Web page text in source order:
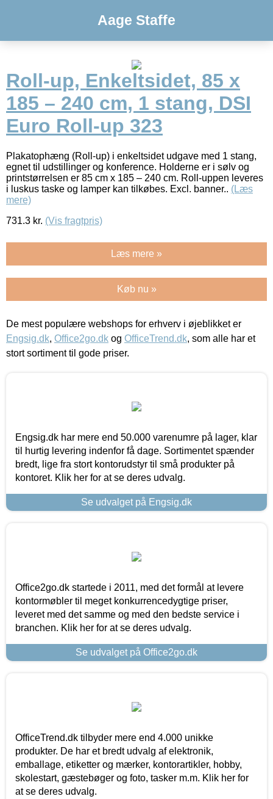
Aage Staffe
Roll-up, Enkeltsidet, 85 x
185 – 240 cm, 1 stang, DSI
Euro Roll-up 323
Plakatophæng (Roll-up) i enkeltsidet udgave med 1 stang,
egnet til udstillinger og konference. Holderne er i sølv og
printstørrelsen er 85 cm x 185 – 240 cm. Roll-uppen leveres
i luskus taske og lamper kan tilkøbes. Excl. banner.. (Læs
mere)
731.3 kr. (Vis fragtpris)
Læs mere »
Køb nu »
De mest populære webshops for erhverv i øjeblikket er
Engsig.dk, Office2go.dk og OfficeTrend.dk, som alle har et
stort sortiment til gode priser.
Engsig.dk har mere end 50.000 varenumre på lager, klar
til hurtig levering indenfor få dage. Sortimentet spænder
bredt, lige fra stort kontorudstyr til små produkter på
kontoret. Klik her for at se deres udvalg.
Se udvalget på Engsig.dk
Office2go.dk startede i 2011, med det formål at levere
kontormøbler til meget konkurrencedygtige priser,
leveret med det samme og med den bedste service i
branchen. Klik her for at se deres udvalg.
Se udvalget på Office2go.dk
OfficeTrend.dk tilbyder mere end 4.000 unikke
produkter. De har et bredt udvalg af elektronik,
emballage, etiketter og mærker, kontorartikler, hobby,
skolestart, gæstebøger og foto, tasker m.m. Klik her for
at se deres udvalg.